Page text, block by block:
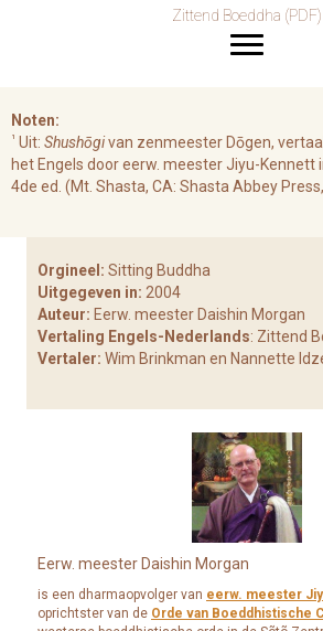
Zittend Boeddha (PDF)
Noten:
¹ Uit: Shushōgivan zenmeester Dōgen,
het Engels door eerw. meester Jiyu-Kennett
4de ed. (Mt. Shasta, CA: Shasta Abbey
Orgineel: Sitting Buddha
Uitgegeven in: 2004
Auteur: Eerw. meester Daishin Morgan
Vertaling Engels-Nederlands: Zittend
Vertaler: Wim Brinkman en Nannette
Eerw. meester Daishin Morgan
is een dharmaopvolger van eerw. meester
oprichtster van de Orde van Boeddhistische